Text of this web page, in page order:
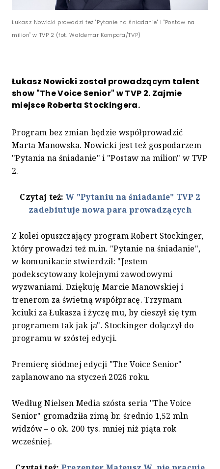
Łukasz Nowicki prowadzi też "Pytanie na śniadanie" i "Postaw na
milion" w TVP 2 (fot. Waldemar Kompała/TVP)
Łukasz Nowicki został prowadzącym talent
show "The Voice Senior" w TVP 2. Zajmie
miejsce Roberta Stockingera.
Program bez zmian będzie współprowadzić
Marta Manowska. Nowicki jest też gospodarzem
"Pytania na śniadanie" i "Postaw na milion" w TVP
2.
Czytaj też:W "Pytaniu na śniadanie" TVP 2
zadebiutuje nowa para prowadzących
Z kolei opuszczający program Robert Stockinger,
który prowadzi też m.in. "Pytanie na śniadanie",
w komunikacie stwierdził: "Jestem
podekscytowany kolejnymi zawodowymi
wyzwaniami. Dziękuję Marcie Manowskiej i
trenerom za świetną współpracę. Trzymam
kciuki za Łukasza i życzę mu, by cieszył się tym
programem tak jak ja". Stockinger dołączył do
programu w szóstej edycji.
Premierę siódmej edycji "The Voice Senior"
zaplanowano na styczeń 2026 roku.
Według Nielsen Media szósta seria "The Voice
Senior" gromadziła zimą br. średnio 1,52 mln
widzów – o ok. 200 tys. mniej niż piąta rok
wcześniej.